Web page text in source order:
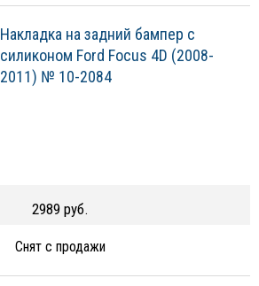
Накладка на задний бампер с
силиконом Ford Focus 4D (2008-
2011) № 10-2084
2989 руб.
Снят с продажи